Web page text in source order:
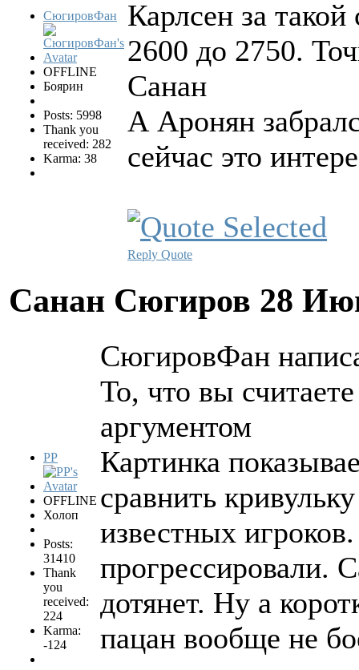
СюгировФан
OFFLINE
Боярин
Posts: 5998
Thank you
received: 282
Karma: 38
Карлсен за
2600 до 2750.
Санан
А Аронян
сейчас это
Reply Quote
Санан Сюгиров 28
PP
OFFLINE
Холоп
Posts:
31410
Thank
you
received:
224
Karma:
-124
СюгировФан
То, что вы
аргументом
Картинка
сравнить
известных
прогрессировали.
дотянет. Ну а
пацан вообще не